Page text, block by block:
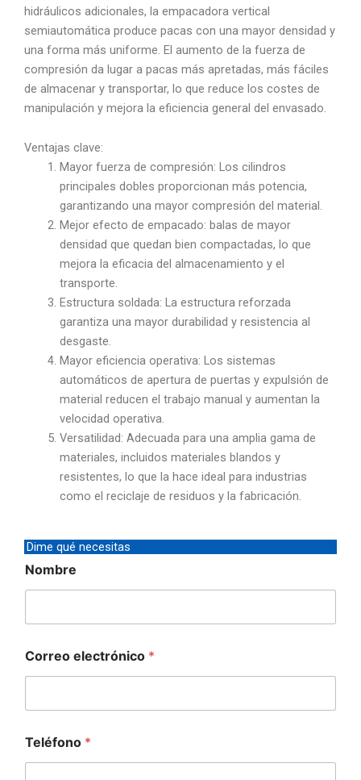
hidráulicos adicionales, la empacadora vertical
semiautomática produce pacas con una mayor densidad y
una forma más uniforme. El aumento de la fuerza de
compresión da lugar a pacas más apretadas, más fáciles
de almacenar y transportar, lo que reduce los costes de
manipulación y mejora la eficiencia general del envasado.
Ventajas clave:
Mayor fuerza de compresión: Los cilindros
principales dobles proporcionan más potencia,
garantizando una mayor compresión del material.
Mejor efecto de empacado: balas de mayor
densidad que quedan bien compactadas, lo que
mejora la eficacia del almacenamiento y el
transporte.
Estructura soldada: La estructura reforzada
garantiza una mayor durabilidad y resistencia al
desgaste.
Mayor eficiencia operativa: Los sistemas
automáticos de apertura de puertas y expulsión de
material reducen el trabajo manual y aumentan la
velocidad operativa.
Versatilidad: Adecuada para una amplia gama de
materiales, incluidos materiales blandos y
resistentes, lo que la hace ideal para industrias
como el reciclaje de residuos y la fabricación.
Dime qué necesitas
Nombre
Correo electrónico *
Teléfono *